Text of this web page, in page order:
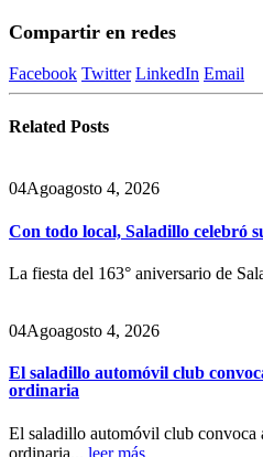
Compartir en redes
Facebook Twitter LinkedIn Email
Related Posts
04Agoagosto 4, 2026
Con todo local, Saladillo celebró
La fiesta del 163° aniversario de
04Agoagosto 4, 2026
El saladillo automóvil club
ordinaria
El saladillo automóvil club convoca
ordinaria... leer más